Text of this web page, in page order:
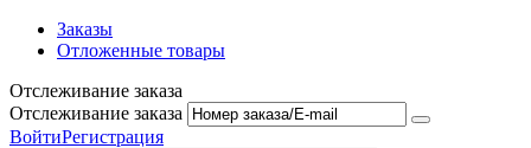
Заказы
Отложенные товары
Отслеживание заказа
Отслеживание заказа
ВойтиРегистрация